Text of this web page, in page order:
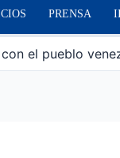
PRENSA
el pueblo